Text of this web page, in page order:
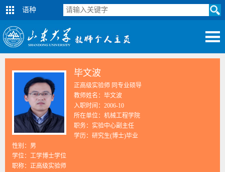
语种
毕文波
正高级实验师 同专业硕导
教师姓名：毕文波
入职时间：2006-10
所在单位：机械工程学院
职务：实验中心副主任
学历：研究生(博士)毕业
性别：男
学位：工学博士学位
职称：正高级实验师